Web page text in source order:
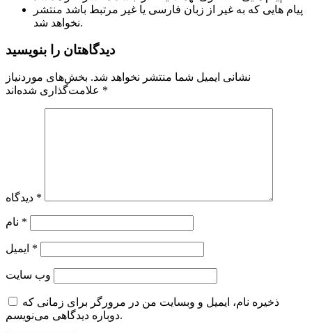
پیام هایی که به غیر از زبان فارسی یا غیر مرتبط باشد منتشر
نخواهد شد.
دیدگاهتان را بنویسید
نشانی ایمیل شما منتشر نخواهد شد. بخش‌های موردنیاز
*
*
*
*
وب‌ سایت
ذخیره نام، ایمیل و وبسایت من در مرورگر برای زمانی که
دوباره دیدگاهی می‌نویسم.